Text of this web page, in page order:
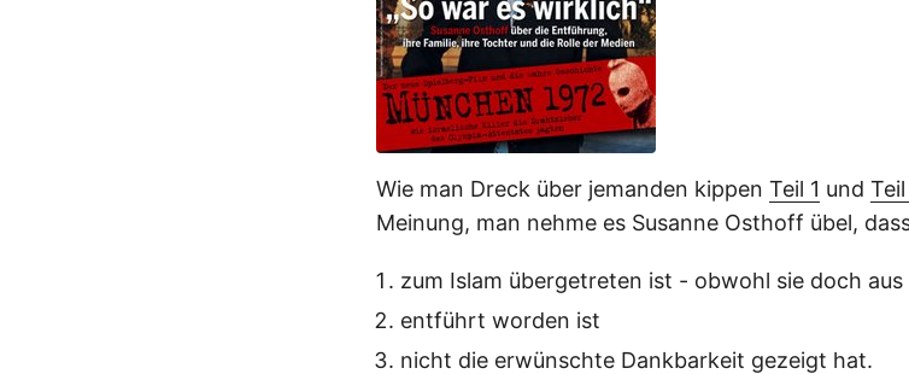
Wie man Dreck über jemanden kippen Teil 1 und
Meinung, man nehme es Susanne Osthoff übel,
zum Islam übergetreten ist - obwohl sie doch
entführt worden ist
nicht die erwünschte Dankbarkeit gezeigt hat.